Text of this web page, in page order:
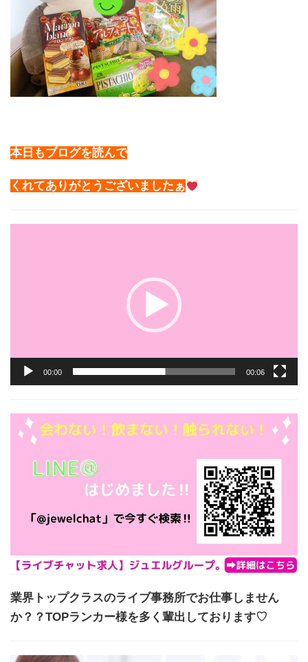
本日もブログを読んで
くれてありがとうございましたぁ
00:00 00:06
業界トップクラスのライブ事務所でお仕事しません
か？？TOPランカー様を多く輩出しております♡